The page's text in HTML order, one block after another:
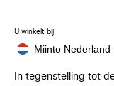
U winkelt bij
Miinto Nederland
In tegenstelling tot